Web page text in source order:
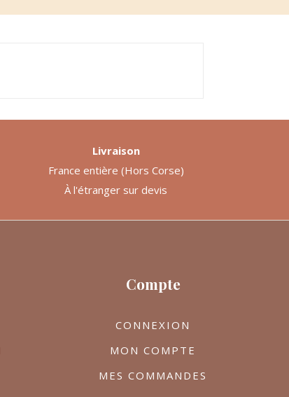
Compte
CONNEXION
MON COMPTE
MES COMMANDES
Livraison
France entière (Hors Corse)
À l'étranger sur devis